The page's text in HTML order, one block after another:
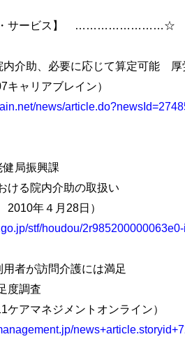
プ・サービス】 ……………………☆
介助、必要に応じて算定可能 厚
ャリアブレイン）
news/
局振興課
る院内介助の取扱い
年４月28日）
stf/houdou/
者が訪問介護には満足
調査
アマネジメントオンライン）